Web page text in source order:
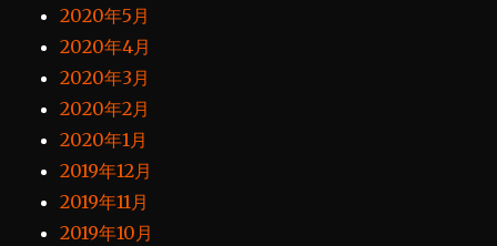
2020年5月
2020年4月
2020年3月
2020年2月
2020年1月
2019年12月
2019年11月
2019年10月